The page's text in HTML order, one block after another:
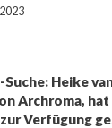
Suche: Heike
Archroma,
Verfügung